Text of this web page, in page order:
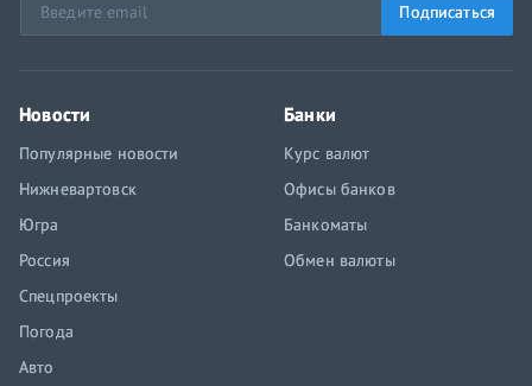
Подписаться
Новости
Популярные новости
Нижневартовск
Югра
Россия
Спецпроекты
Погода
Авто
Банки
Курс валют
Офисы банков
Банкоматы
Обмен валюты